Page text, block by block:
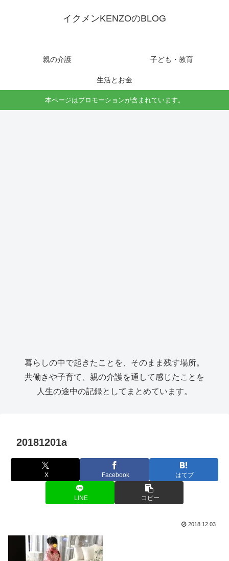
イクメンKENZOのBLOG
親の介護 子ども・教育
生活とお金
本ページはプロモーションが含まれています。
暮らしの中で起きたことを、そのまま残す場所。
共働きや子育て、親の介護を通して感じたことを
人生の途中の記録としてまとめています。
20181201a
X Facebook はてブ
LINE コピー
2018.12.03